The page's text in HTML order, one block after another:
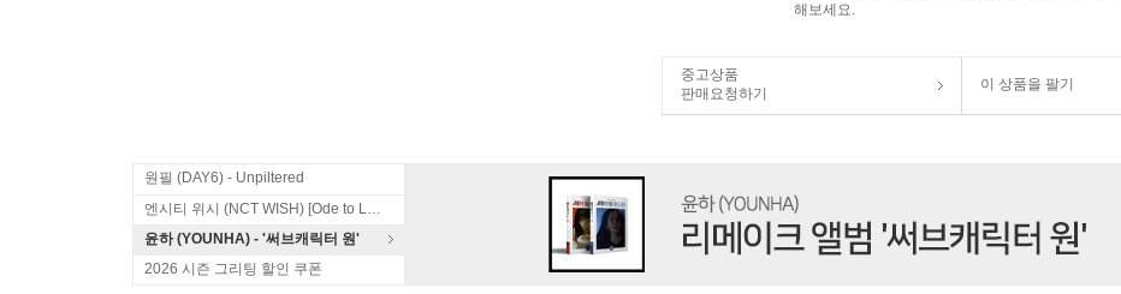
해보세요.
중고상품
판매요청하기
이 상품을 팔기
원필 (DAY6) - Unpiltered
엔시티 위시 (NCT WISH) [Ode to Love]
윤하 (YOUNHA) - '써브캐릭터 원'
2026 시즌 그리팅 할인 쿠폰